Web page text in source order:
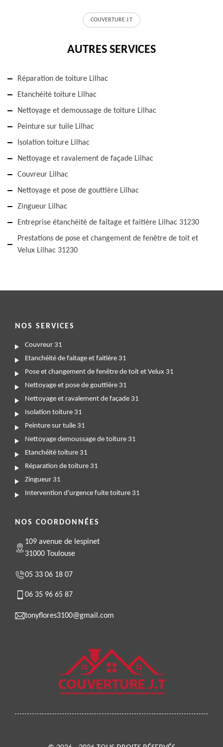
COUVERTURE J.T
AUTRES SERVICES
Réparation de toiture Lilhac
Etanchéité toiture Lilhac
Nettoyage et demoussage de toiture Lilhac
Peinture sur tuile Lilhac
Isolation toiture Lilhac
Nettoyage et ravalement de façade Lilhac
Couvreur Lilhac
Nettoyage et pose de gouttière Lilhac
Zingueur Lilhac
Entreprise étanchéité de faitage et faitière Lilhac 31230
Prestations de pose et changement de fenêtre de toit et
Velux Lilhac 31230
NOS SERVICES
Couvreur 31
Etanchéité de faitage et faitière 31
Pose et changement de fenêtre de toit et Velux 31
Nettoyage et pose de gouttière 31
Nettoyage et ravalement de façade 31
Isolation toiture 31
Peinture sur tuile 31
Nettoyage demoussage de toiture 31
Etanchéité toiture 31
Réparation de toiture 31
Zingueur 31
Intervention d'urgence fuite toiture 31
NOS COORDONNÉES
109 avenue de lespinet
31000 Toulouse
05 33 06 18 07
06 35 96 65 87
tonyflores3100@gmail.com